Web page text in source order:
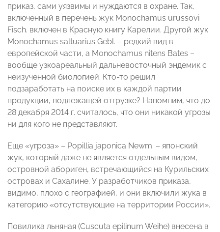
приказ, сами уязвимы и нуждаются в охране. Так,
включенный в перечень жук Monochamus urussovi
Fisch. включен в Красную книгу Карелии. Другой жук
Monochamus saltuarius Gebl. – редкий вид в
европейской части, а Monochamus nitens Bates –
вообще узкоареальный дальневосточный эндемик с
неизученной биологией. Кто-то решил
подзаработать на поиске их в каждой партии
продукции, подлежащей отгрузке? Напомним, что до
28 декабря 2014 г. считалось, что они никакой угрозы
ни для кого не представляют.
Еще «угроза» – Popillia japonica Newm. – японский
жук, который даже не является отдельным видом,
островной абориген, встречающийся на Курильских
островах и Сахалине. У разработчиков приказа,
видимо, плохо с географией, и они включили жука в
категорию «отсутствующие на территории России».
Повилика льняная (Cuscuta epilinum Weihe) внесена в